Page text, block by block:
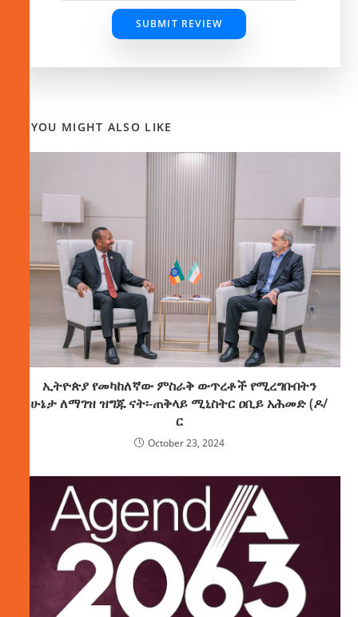
SUBMIT REVIEW
YOU MIGHT ALSO LIKE
ኢትዮጵያ የመካከለኛው ምስራቅ ውጥረቶች የሚረግቡበትን
ሁኔታ ለማገዝ ዝግጁ ናት፡-ጠቅላይ ሚኒስትር ዐቢይ አሕመድ (ዶ/
ር
October 23, 2024